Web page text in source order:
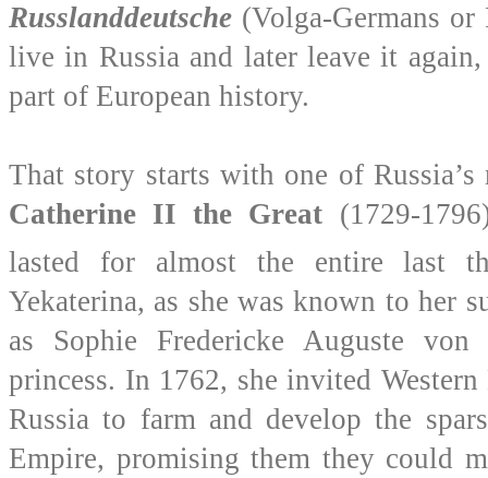
Russlanddeutsche (Volga-Germans or
live in Russia and later leave it
part of European history.
That story starts with one of
Catherine II the Great (1729-
lasted for almost the entire last
Yekaterina, as she was known to her
as Sophie Fredericke Auguste von
princess. In 1762, she invited
Russia to farm and develop the
Empire, promising them they could